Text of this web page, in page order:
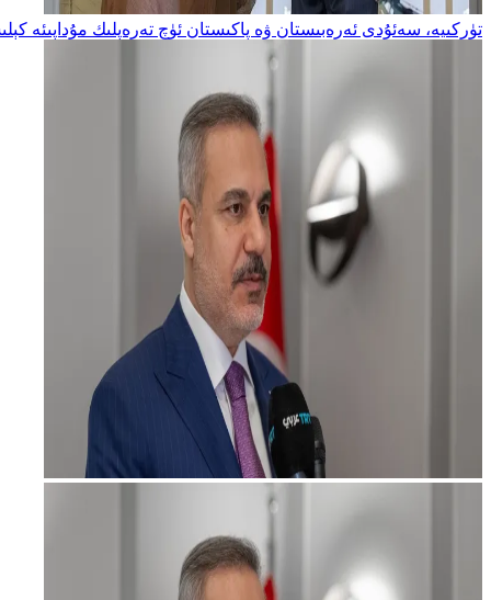
تۈركىيە، سەئۇدى ئەرەبىستان ۋە پاكىستان ئۈچ تەرەپلىك مۇداپىئە